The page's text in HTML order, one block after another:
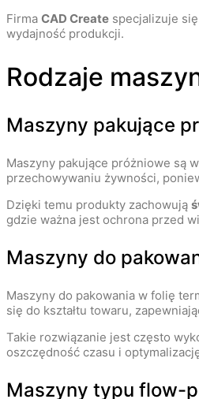
Firma CAD Create specjalizuje
wydajność produkcji.
Rodzaje
Maszyny pakujące
Maszyny pakujące próżniowe są
przechowywaniu żywności,
Dzięki temu produkty zachowują
gdzie ważna jest ochrona przed
Maszyny do
Maszyny do pakowania w folię
się do kształtu towaru,
Takie rozwiązanie jest często
oszczędność czasu i
Maszyny typu flow-